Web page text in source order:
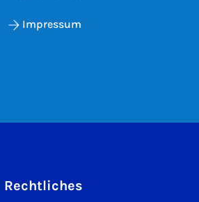
Impressum
Rechtliches